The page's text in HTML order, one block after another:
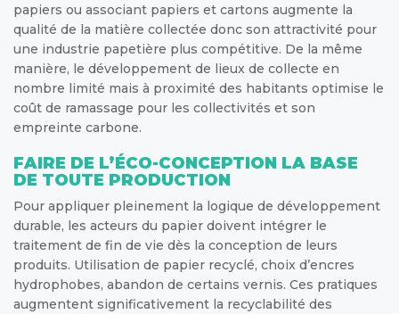
papiers ou associant papiers et cartons augmente la
qualité de la matière collectée donc son attractivité pour
une industrie papetière plus compétitive. De la même
manière, le développement de lieux de collecte en
nombre limité mais à proximité des habitants optimise le
coût de ramassage pour les collectivités et son
empreinte carbone.
FAIRE DE L’ÉCO-CONCEPTION LA BASE
DE TOUTE PRODUCTION
Pour appliquer pleinement la logique de développement
durable, les acteurs du papier doivent intégrer le
traitement de fin de vie dès la conception de leurs
produits. Utilisation de papier recyclé, choix d’encres
hydrophobes, abandon de certains vernis. Ces pratiques
augmentent significativement la recyclabilité des